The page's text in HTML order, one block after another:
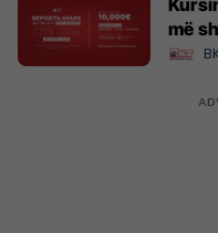
më